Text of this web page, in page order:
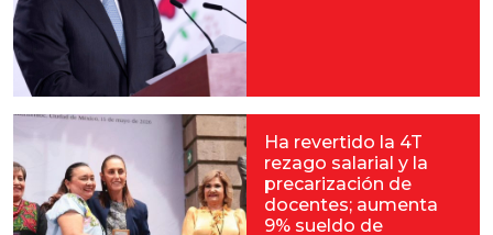
Ha revertido la 4T
rezago salarial y la
precarización de
docentes; aumenta
9% sueldo de